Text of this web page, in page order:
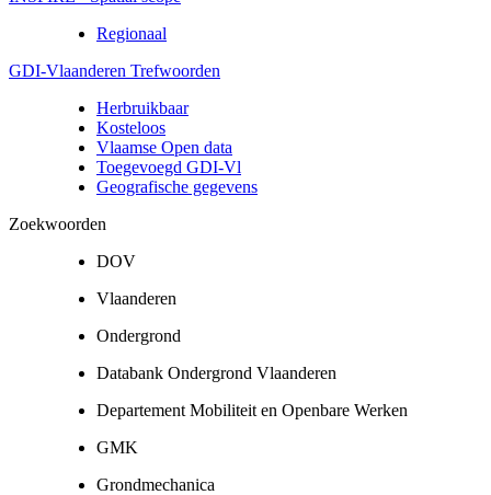
Regionaal
GDI-Vlaanderen Trefwoorden
Herbruikbaar
Kosteloos
Vlaamse Open data
Toegevoegd GDI-Vl
Geografische gegevens
Zoekwoorden
DOV
Vlaanderen
Ondergrond
Databank Ondergrond Vlaanderen
Departement Mobiliteit en Openbare Werken
GMK
Grondmechanica